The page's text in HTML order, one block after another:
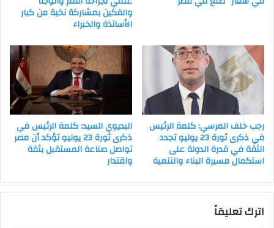
والفكين بمشاركة نخبة من كبار
الأساتذة والخبراء
رجب خلف المرسي: كلمة الرئيس
في ذكرى ثورة 23 يوليو تجدد
الثقة في قدرة الدولة على
استكمال مسيرة البناء والتنمية
البديوي السيد: كلمة الرئيس في
ذكرى ثورة 23 يوليو تؤكد أن مصر
تواصل صناعة المستقبل بثقة
واقتدار
اترك تعليقاً